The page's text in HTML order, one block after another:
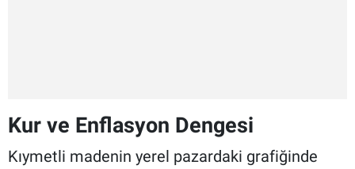
Kur ve Enflasyon Dengesi
Kıymetli madenin yerel pazardaki grafiğinde